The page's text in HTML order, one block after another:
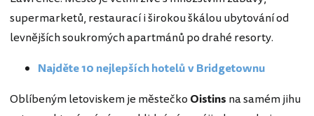
supermarketů, restaurací i širokou škálou ubytování od
levnějších soukromých apartmánů po drahé resorty.
Najděte 10 nejlepších hotelů v Bridgetownu
Oblíbeným letoviskem je městečko Oistins na samém jihu